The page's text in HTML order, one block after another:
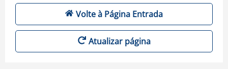
Volte à Página Entrada
Atualizar página